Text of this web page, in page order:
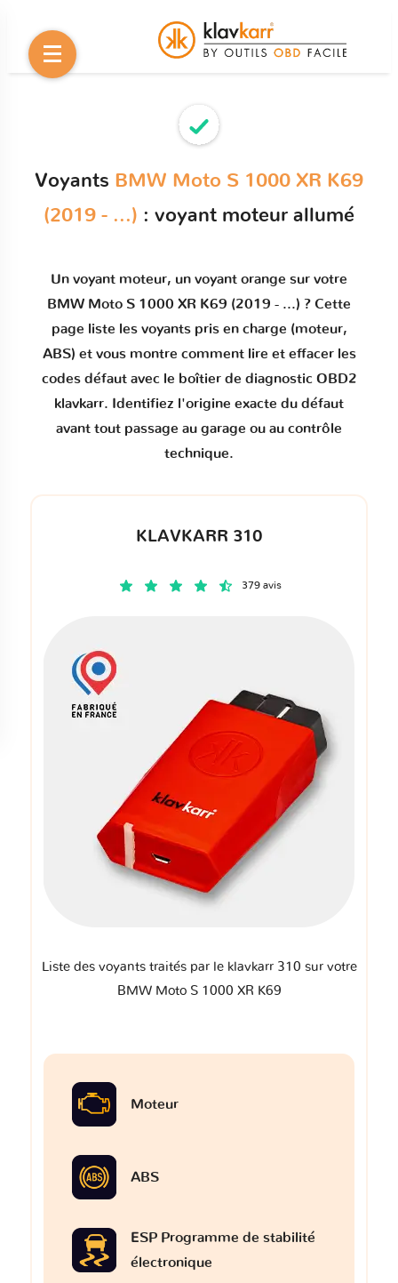
Voyants BMW Moto S 1000 XR K69
(2019 - ...) : voyant moteur allumé
Un voyant moteur, un voyant orange sur votre
BMW Moto S 1000 XR K69 (2019 - ...) ? Cette
page liste les voyants pris en charge (moteur,
ABS) et vous montre comment lire et effacer les
codes défautavec le boîtier de diagnostic OBD2
klavkarr. Identifiez l'origine exacte du défaut
avant tout passage au garage ou au contrôle
technique.
KLAVKARR 310
379 avis
Liste des voyants traités par le klavkarr 310 sur votre
BMW Moto S 1000 XR K69
Moteur
ABS
ESP Programme de stabilité
électronique